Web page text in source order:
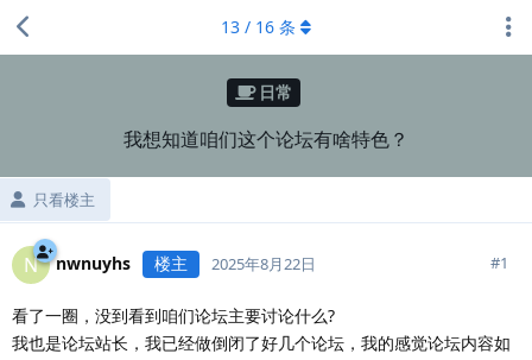
日常
我想知道咱们这个论坛有啥特色？
只看楼主
13 / 16 条
N nwnuyhs 楼主 2025年8月22日 #1
看了一圈，没到看到咱们论坛主要讨论什么?
我也是论坛站长，我已经做倒闭了好几个论坛，我的感觉论坛内容如